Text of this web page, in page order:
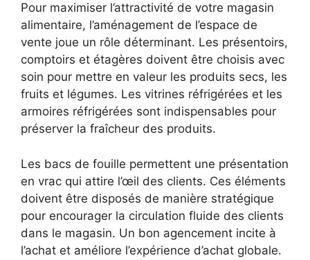
Pour maximiser l’attractivité de votre magasin
alimentaire, l’aménagement de l’espace de
vente joue un rôle déterminant. Les présentoirs,
comptoirs et étagères doivent être choisis avec
soin pour mettre en valeur les produits secs, les
fruits et légumes. Les vitrines réfrigérées et les
armoires réfrigérées sont indispensables pour
préserver la fraîcheur des produits.
Les bacs de fouille permettent une présentation
en vrac qui attire l’œil des clients. Ces éléments
doivent être disposés de manière stratégique
pour encourager la circulation fluide des clients
dans le magasin. Un bon agencement incite à
l’achat et améliore l’expérience d’achat globale.